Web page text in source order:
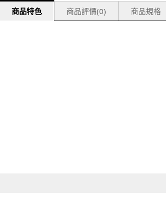
商品特色 商品評價(0) 商品規格